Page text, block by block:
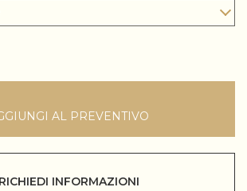
AL PREVENTIVO
RICHIEDI INFORMAZIONI